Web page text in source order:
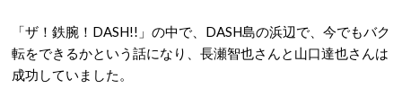
「ザ！鉄腕！DASH!!」の中で、DASH島の浜辺で、今でもバク
転をできるかという話になり、長瀬智也さんと山口達也さんは
成功していました。